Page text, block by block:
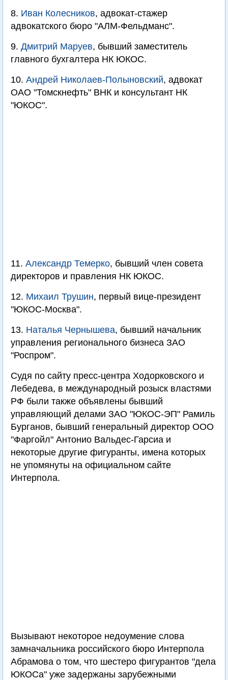
8. Иван Колесников, адвокат-стажер
адвокатского бюро "АЛМ-Фельдманс".
9. Дмитрий Маруев, бывший заместитель
главного бухгалтера НК ЮКОС.
10. Андрей Николаев-Полыновский, адвокат
ОАО "Томскнефть" ВНК и консультант НК
"ЮКОС".
11. Александр Темерко, бывший член совета
директоров и правления НК ЮКОС.
12. Михаил Трушин, первый вице-президент
"ЮКОС-Москва".
13. Наталья Чернышева, бывший начальник
управления регионального бизнеса ЗАО
"Роспром".
Судя по сайту пресс-центра Ходорковского и
Лебедева, в международный розыск властями
РФ были также объявлены бывший
управляющий делами ЗАО "ЮКОС-ЭП" Рамиль
Бурганов, бывший генеральный директор ООО
"Фаргойл" Антонио Вальдес-Гарсиа и
некоторые другие фигуранты, имена которых
не упомянуты на официальном сайте
Интерпола.
Вызывают некоторое недоумение слова
замначальника российского бюро Интерпола
Абрамова о том, что шестеро фигурантов "дела
ЮКОСа" уже задержаны зарубежными